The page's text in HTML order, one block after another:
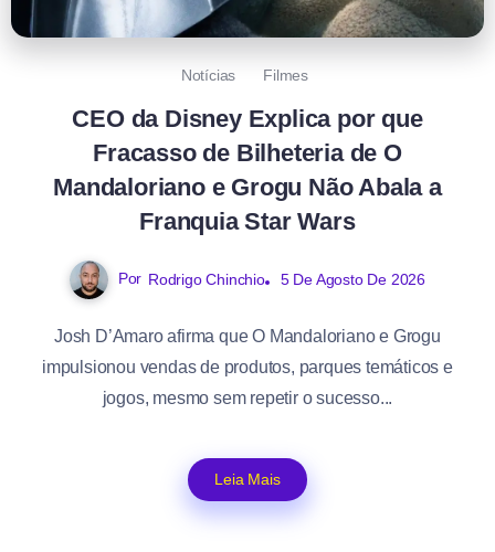
Notícias Filmes
CEO da Disney Explica por que
Fracasso de Bilheteria de O
Mandaloriano e Grogu Não Abala a
Franquia Star Wars
Por Rodrigo Chinchio 5 De Agosto De 2026
Josh D’Amaro afirma que O Mandaloriano e Grogu
impulsionou vendas de produtos, parques temáticos e
jogos, mesmo sem repetir o sucesso...
Leia Mais